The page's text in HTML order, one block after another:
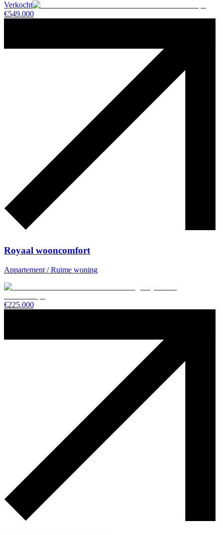
Verkocht
€549.000
Royaal wooncomfort
Appartement / Ruime woning
€225.000